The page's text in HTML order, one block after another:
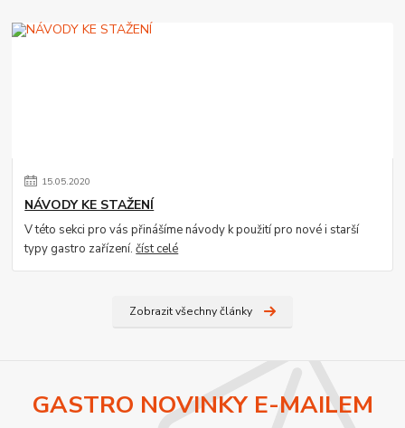
15.05.2020
NÁVODY KE STAŽENÍ
V této sekci pro vás přinášíme návody k použití pro nové i starší
typy gastro zařízení.číst celé
Zobrazit všechny články
GASTRO NOVINKY E-MAILEM